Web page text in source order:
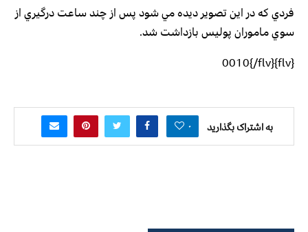
فردي كه در اين تصوير ديده مي شود پس از چند ساعت درگيري از
سوي ماموران پوليس بازداشت شد.
{flv}0010{/flv}
به اشتراک بگذارید ۰